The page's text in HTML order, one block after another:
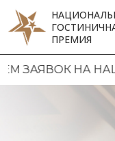
ПРЕМИЯ
НА